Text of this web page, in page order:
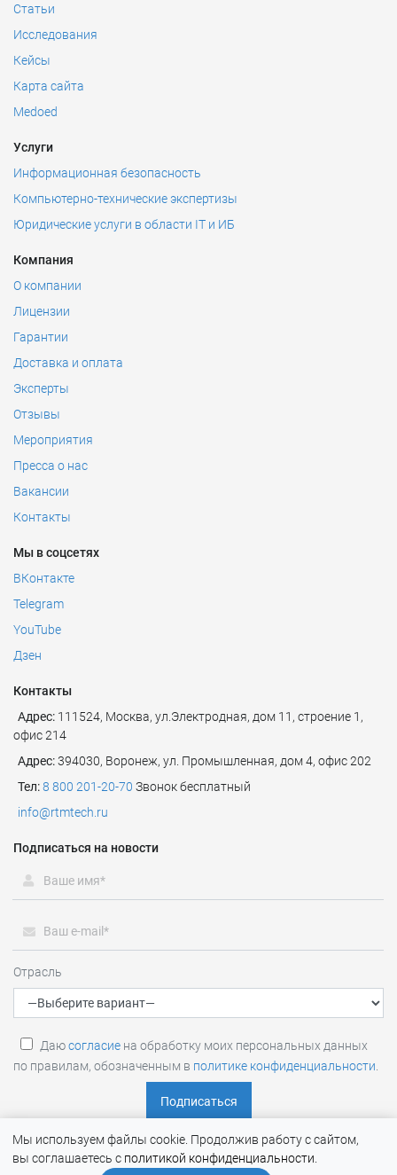
Мы используем файлы cookie. Продолжив работу с сайтом,
вы соглашаетесь с политикой конфиденциальности
Статьи
Исследования
Кейсы
Карта сайта
Medoed
Услуги
Информационная безопасность
Компьютерно-технические экспертизы
Юридические услуги в области IT и ИБ
Компания
О компании
Лицензии
Гарантии
Доставка и оплата
Эксперты
Отзывы
Мероприятия
Пресса о нас
Вакансии
Контакты
Мы в соцсетях
ВКонтакте
Telegram
YouTube
Дзен
Контакты
Адрес: 111524, Москва, ул.Электродная, дом 11, строение 1,
офис 214
Адрес:394030, Воронеж, ул. Промышленная, дом 4, офис 202
Тел:8 800 201-20-70 Звонок бесплатный
info@rtmtech.ru
Подписаться на новости
Отрасль
Даюсогласие на обработку моих персональных данных
по правилам, обозначенным в политике конфиденциальности